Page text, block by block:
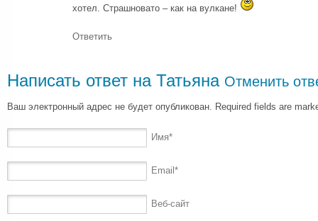
хотел. Страшновато – как на вулкане!
Ответить
Написать ответ на Татьяна Отменить
Ваш электронный адрес не будет опубликован. Required fields are
Имя*
Email *
Веб-сайт